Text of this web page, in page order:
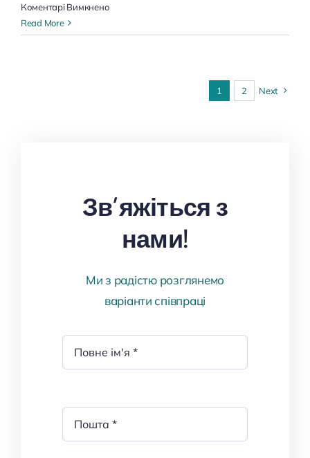
Коментарі Вимкненодо
Read More
1 2 Next
Зв’яжіться з
нами!
Ми з радістю розглянемо
варіанти співпраці